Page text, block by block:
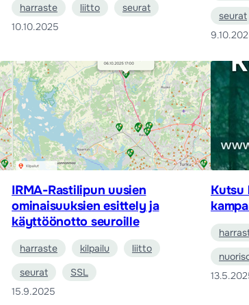
harraste liitto
seurat
10.10.2025
seurat
IRMA-Rastilipun uusien
ominaisuuksien esittely ja
käyttöönotto seuroille
harraste kilpailu
liitto
seurat
SSL
15.9.2025
Kutsu